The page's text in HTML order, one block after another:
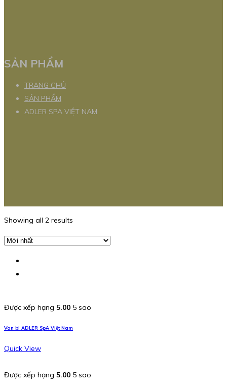
SẢN PHẨM
TRANG CHỦ
SẢN PHẨM
ADLER SPA VIỆT NAM
Showing all 2 results
Được xếp hạng 5.00 5 sao
Van bi ADLER SpA Việt Nam
Quick View
Được xếp hạng 5.00 5 sao